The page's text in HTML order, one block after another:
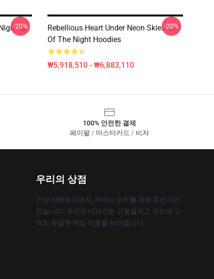
풀
-20%
Rebellious Heart Under Neon Skies Call
Of The Night Hoodies
₩5,918,510 - ₩6,883,110
-20%
100% 안전한 결제
페이팔 / 마스터카드 / 비자
우리의 상점
가장 악화되기까지, 우리는 모두를 위해 무언가가
있습니다. 우리의 디자인은 고품질이고 우리의 고
객의 유일한 매일 작풍을 보여줍니다.